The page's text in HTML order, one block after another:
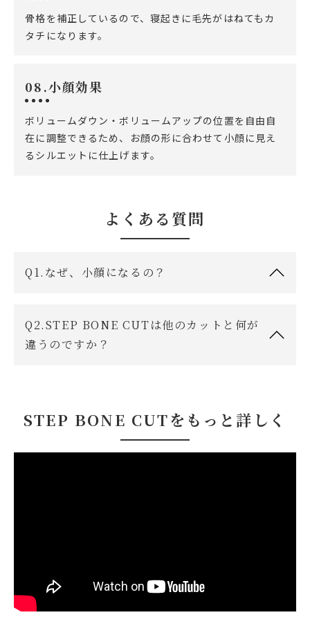
骨格を補正しているので、寝起きに毛先がはねてもカ
タチになります。
08.小顔効果
ボリュームダウン・ボリュームアップの位置を自由自
在に調整できるため、お顔の形に合わせて小顔に見え
るシルエットに仕上げます。
よくある質問
Q1.なぜ、小顔になるの？
Q2.STEP BONE CUTは他のカットと何が
違うのですか？
STEP BONE CUTをもっと詳しく